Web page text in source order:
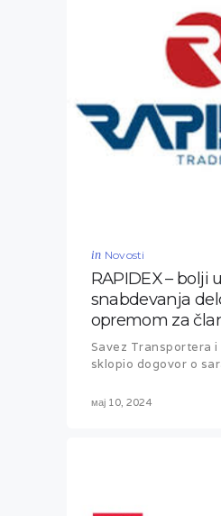
in Novosti
RAPIDEX – bolji
snabdevanja
opremom za
Savez Transportera
sklopio dogovor o
мај 10, 2024